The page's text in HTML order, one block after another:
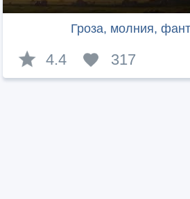
Гроза, молния,
4.4 317